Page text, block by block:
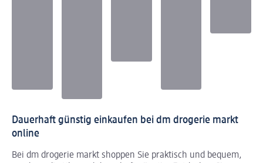
Dauerhaft günstig einkaufen bei dm drogerie markt
online
Bei dm drogerie markt shoppen Sie praktisch und bequem,